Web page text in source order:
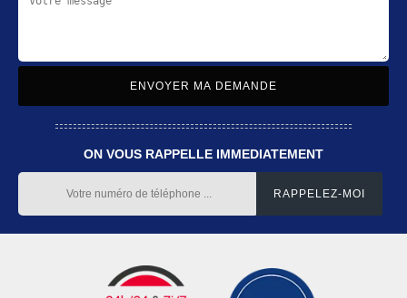
ON VOUS RAPPELLE IMMEDIATEMENT